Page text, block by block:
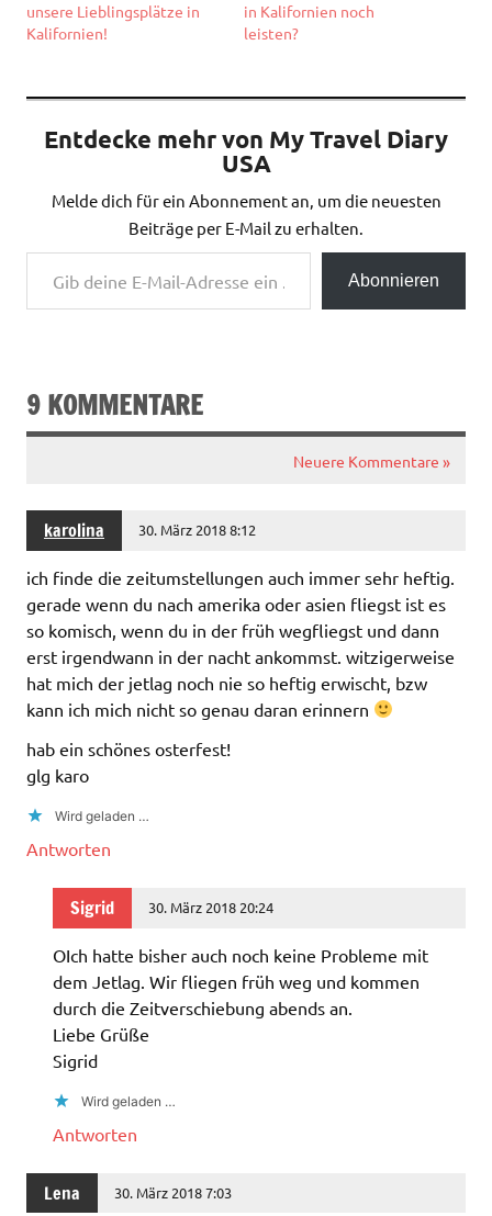
unsere Lieblingsplätze in
Kalifornien!
in Kalifornien noch
leisten?
Entdecke mehr von My Travel Diary
USA
Melde dich für ein Abonnement an, um die neuesten
Beiträge per E-Mail zu erhalten.
Gib deine E-Mail-Adresse ein ...
Abonnieren
9 KOMMENTARE
Neuere Kommentare »
karolina 30. März 2018 8:12
ich finde die zeitumstellungen auch immer sehr heftig.
gerade wenn du nach amerika oder asien fliegst ist es
so komisch, wenn du in der früh wegfliegst und dann
erst irgendwann in der nacht ankommst. witzigerweise
hat mich der jetlag noch nie so heftig erwischt, bzw
kann ich mich nicht so genau daran erinnern
hab ein schönes osterfest!
glg karo
Wird geladen …
Antworten
Sigrid 30. März 2018 20:24
OIch hatte bisher auch noch keine Probleme mit
dem Jetlag. Wir fliegen früh weg und kommen
durch die Zeitverschiebung abends an.
Liebe Grüße
Sigrid
Wird geladen …
Antworten
Lena 30. März 2018 7:03